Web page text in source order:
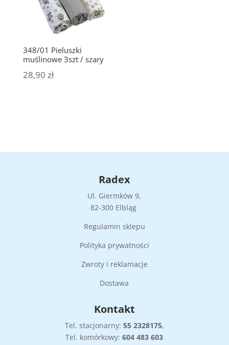
348/01 Pieluszki
muślinowe 3szt / szary
28,90 zł
Radex
Ul. Giermków 9,
82-300 Elbląg
Regulamin sklepu
Polityka prywatności
Zwroty i reklamacje
Dostawa
Kontakt
Tel. stacjonarny: 55 2328175,
Tel. komórkowy:604 483 603